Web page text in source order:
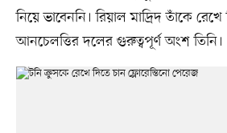
নিয়ে ভাবেননি। রিয়াল মাদ্রিদ তাঁকে
আনচেলত্তির দলের গুরুত্বপূর্ণ অংশ তিনি।